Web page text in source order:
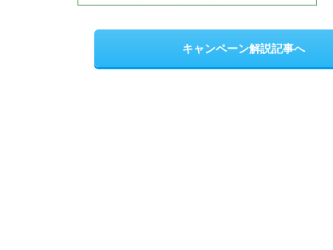
キャンペーン解説記事へ